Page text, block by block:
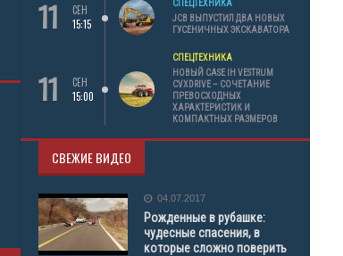
АРЕНДА ТЕХНИКИ
11
СЕН
15:15
СПЕЦТЕХНИКА
JCB ВЫПУСТИЛ ДВА НОВЫХ
ГУСЕНИЧНЫХ ЭКСКАВАТОРА
11
СЕН
15:00
СПЕЦТЕХНИКА
НОВЫЙ CASE IH VESTRUM
CVXDRIVE – СОЧЕТАНИЕ
ПРЕВОСХОДНЫХ
ХАРАКТЕРИСТИК И
КОМПАКТНЫХ РАЗМЕРОВ
СВЕЖИЕ ВИДЕО
04.07.2017
Рожденные в рубашке:
чудесные спасения, в
которые сложно поверить